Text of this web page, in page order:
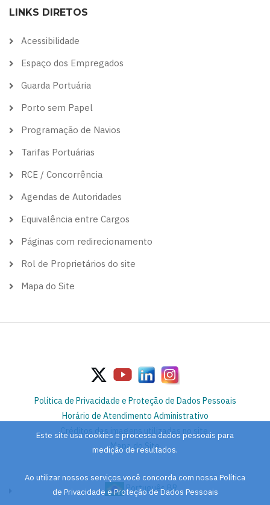
themethemevisibility
theme
LINKS DIRETOS
Acessibilidade
Espaço dos Empregados
Guarda Portuária
Porto sem Papel
Programação de Navios
Tarifas Portuárias
RCE / Concorrência
Agendas de Autoridades
Equivalência entre Cargos
Páginas com redirecionamento
Rol de Proprietários do site
Mapa do Site
Política de Privacidade e Proteção de Dados Pessoais
Horário de Atendimento Administrativo
Créditos das imagens utilizadas no site
Mapa do Site
Português BR
Este site usa cookies e processa dados pessoais para
medição de resultados.
Ao utilizar nossos serviços você concorda com nossa Política
de Privacidade e Proteção de Dados Pessoais